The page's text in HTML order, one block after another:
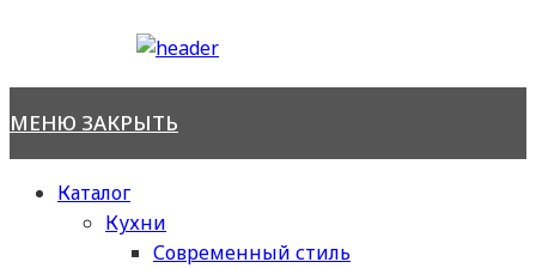
МЕНЮ ЗАКРЫТЬ
Каталог
Кухни
Современный стиль